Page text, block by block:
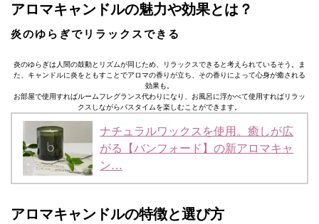
アロマキャンドルの魅力や効果とは？
炎のゆらぎでリラックスできる
炎のゆらぎは人間の鼓動とリズムが同じため、リラックスできると考えられているそう。ま
た、キャンドルに炎をともすことでアロマの香りが立ち、その香りによって心身が癒される
効果も。
お部屋で使用すればルームフレグランス代わりになり、お風呂に浮かべて使用すればリラッ
クスしながらバスタイムを楽しむことができます。
ナチュラルワックスを使用。癒しが広
がる【バンフォード】の新アロマキャ
ン…
アロマキャンドルの特徴と選び方